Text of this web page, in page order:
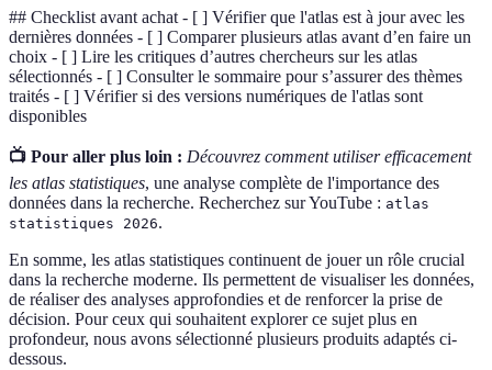
## Checklist avant achat - [ ] Vérifier que l'atlas est à jour avec les
dernières données - [ ] Comparer plusieurs atlas avant d’en faire un
choix - [ ] Lire les critiques d’autres chercheurs sur les atlas
sélectionnés - [ ] Consulter le sommaire pour s’assurer des thèmes
traités - [ ] Vérifier si des versions numériques de l'atlas sont
disponibles
📺 Pour aller plus loin : Découvrez comment utiliser efficacement
les atlas statistiques, une analyse complète de l'importance des
données dans la recherche. Recherchez sur YouTube : atlas
statistiques 2026.
En somme, les atlas statistiques continuent de jouer un rôle crucial
dans la recherche moderne. Ils permettent de visualiser les données,
de réaliser des analyses approfondies et de renforcer la prise de
décision. Pour ceux qui souhaitent explorer ce sujet plus en
profondeur, nous avons sélectionné plusieurs produits adaptés ci-
dessous.